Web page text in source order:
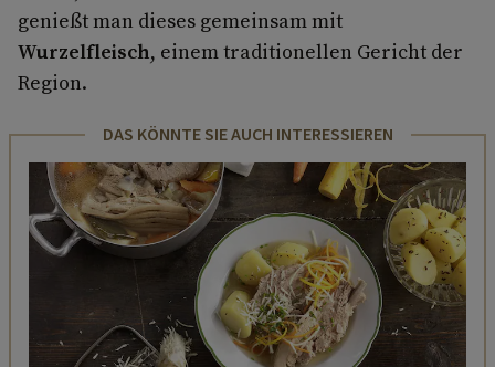
genießt man dieses gemeinsam mit
Wurzelfleisch, einem traditionellen Gericht der
Region.
DAS KÖNNTE SIE AUCH INTERESSIEREN